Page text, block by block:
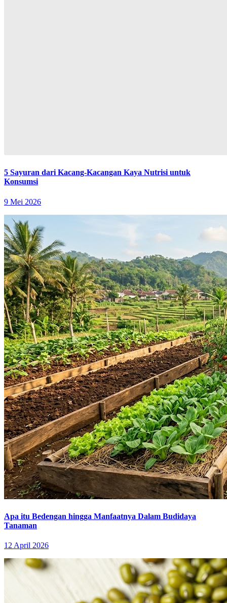
5 Sayuran dari Kacang-Kacangan Kaya Nutrisi untuk
Konsumsi
9 Mei 2026
Apa itu Bedengan hingga Manfaatnya Dalam Budidaya
Tanaman
12 April 2026